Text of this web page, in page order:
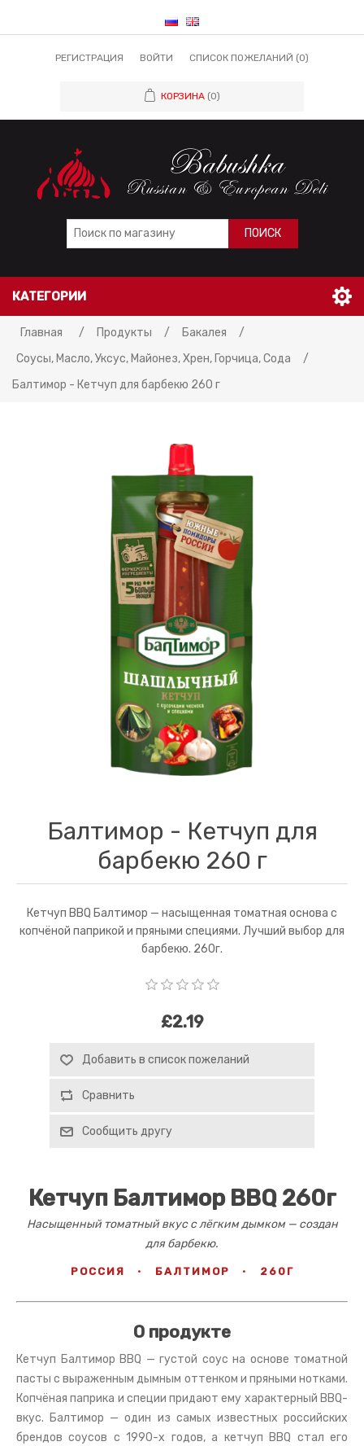
РЕГИСТРАЦИЯ ВОЙТИ СПИСОК ПОЖЕЛАНИЙ (0)
КОРЗИНА (0)
ПОИСК
КАТЕГОРИИ
Главная / Продукты / Бакалея
/
Соусы, Масло, Уксус, Майонез, Хрен, Горчица, Сода
/
Балтимор - Кетчуп для барбекю 260 г
Балтимор - Кетчуп для
барбекю 260 г
Кетчуп BBQ Балтимор — насыщенная томатная основа с
копчёной паприкой и пряными специями. Лучший выбор для
барбекю. 260г.
£2.19
Добавить в список пожеланий
Сравнить
Сообщить другу
Кетчуп Балтимор BBQ 260г
Насыщенный томатный вкус с лёгким дымком — создан
для барбекю.
РОССИЯ · БАЛТИМОР · 260Г
О продукте
Кетчуп Балтимор BBQ — густой соус на основе томатной
пасты с выраженным дымным оттенком и пряными нотками.
Копчёная паприка и специи придают ему характерный BBQ-
вкус. Балтимор — один из самых известных российских
брендов соусов с 1990-х годов, а кетчуп BBQ стал его